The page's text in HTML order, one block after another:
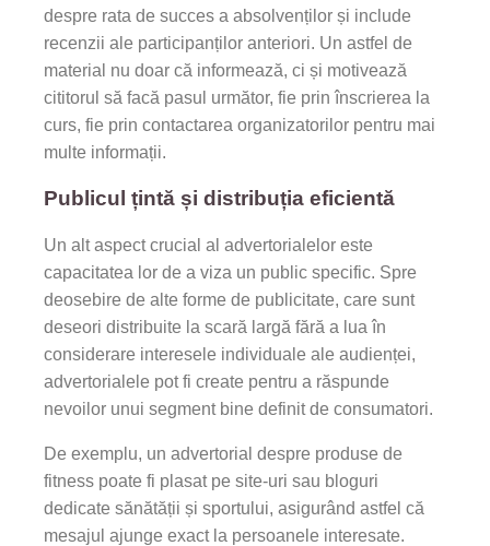
despre rata de succes a absolvenților și include
recenzii ale participanților anteriori. Un astfel de
material nu doar că informează, ci și motivează
cititorul să facă pasul următor, fie prin înscrierea la
curs, fie prin contactarea organizatorilor pentru mai
multe informații.
Publicul țintă și distribuția eficientă
Un alt aspect crucial al advertorialelor este
capacitatea lor de a viza un public specific. Spre
deosebire de alte forme de publicitate, care sunt
deseori distribuite la scară largă fără a lua în
considerare interesele individuale ale audienței,
advertorialele pot fi create pentru a răspunde
nevoilor unui segment bine definit de consumatori.
De exemplu, un advertorial despre produse de
fitness poate fi plasat pe site-uri sau bloguri
dedicate sănătății și sportului, asigurând astfel că
mesajul ajunge exact la persoanele interesate.